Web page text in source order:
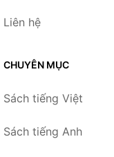
Liên hệ
CHUYÊN MỤC
Sách tiếng Việt
Sách tiếng Anh